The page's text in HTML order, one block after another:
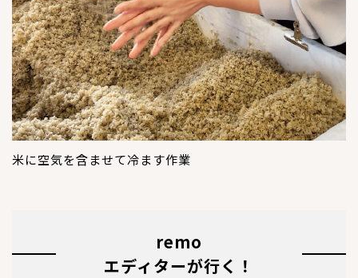
米に空気を含ませて冷ます作業
remo
エディターが行く！